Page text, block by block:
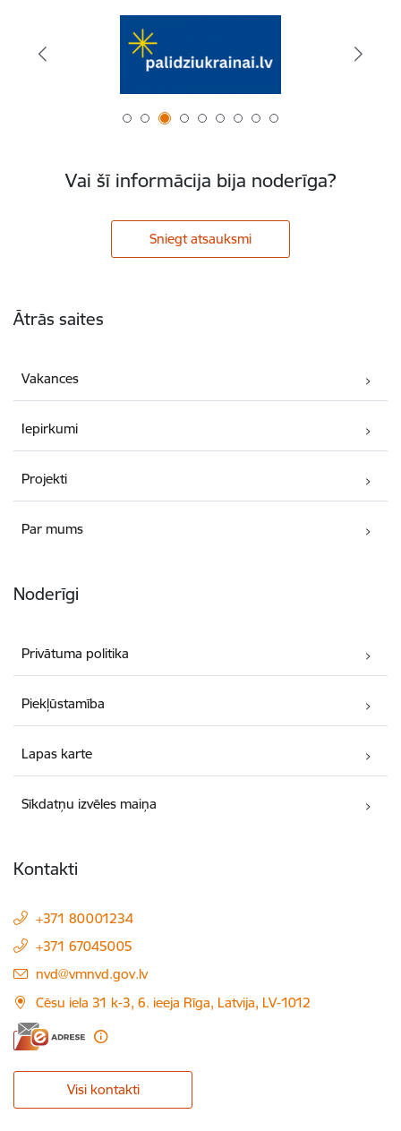
Vai šī informācija bija noderīga?
Sniegt atsauksmi
Ātrās saites
Vakances
Iepirkumi
Projekti
Par mums
Noderīgi
Privātuma politika
Piekļūstamība
Lapas karte
Sīkdatņu izvēles maiņa
Kontakti
+371 80001234
+371 67045005
E-pasts:
nvd@vmnvd.gov.lv
Cēsu iela 31 k-3, 6. ieeja Rīga, Latvija, LV-1012
Visi kontakti